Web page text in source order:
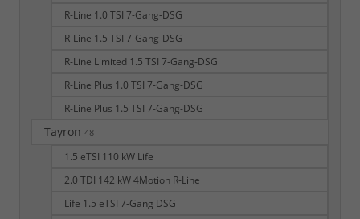
R-Line 1.0 TSI 7-Gang-DSG
R-Line 1.5 TSI 7-Gang-DSG
R-Line Limited 1.5 TSI 7-Gang-DSG
R-Line Plus 1.0 TSI 7-Gang-DSG
R-Line Plus 1.5 TSI 7-Gang-DSG
Tayron 48
1.5 eTSI 110 kW Life
2.0 TDI 142 kW 4Motion R-Line
Life 1.5 eTSI 7-Gang DSG